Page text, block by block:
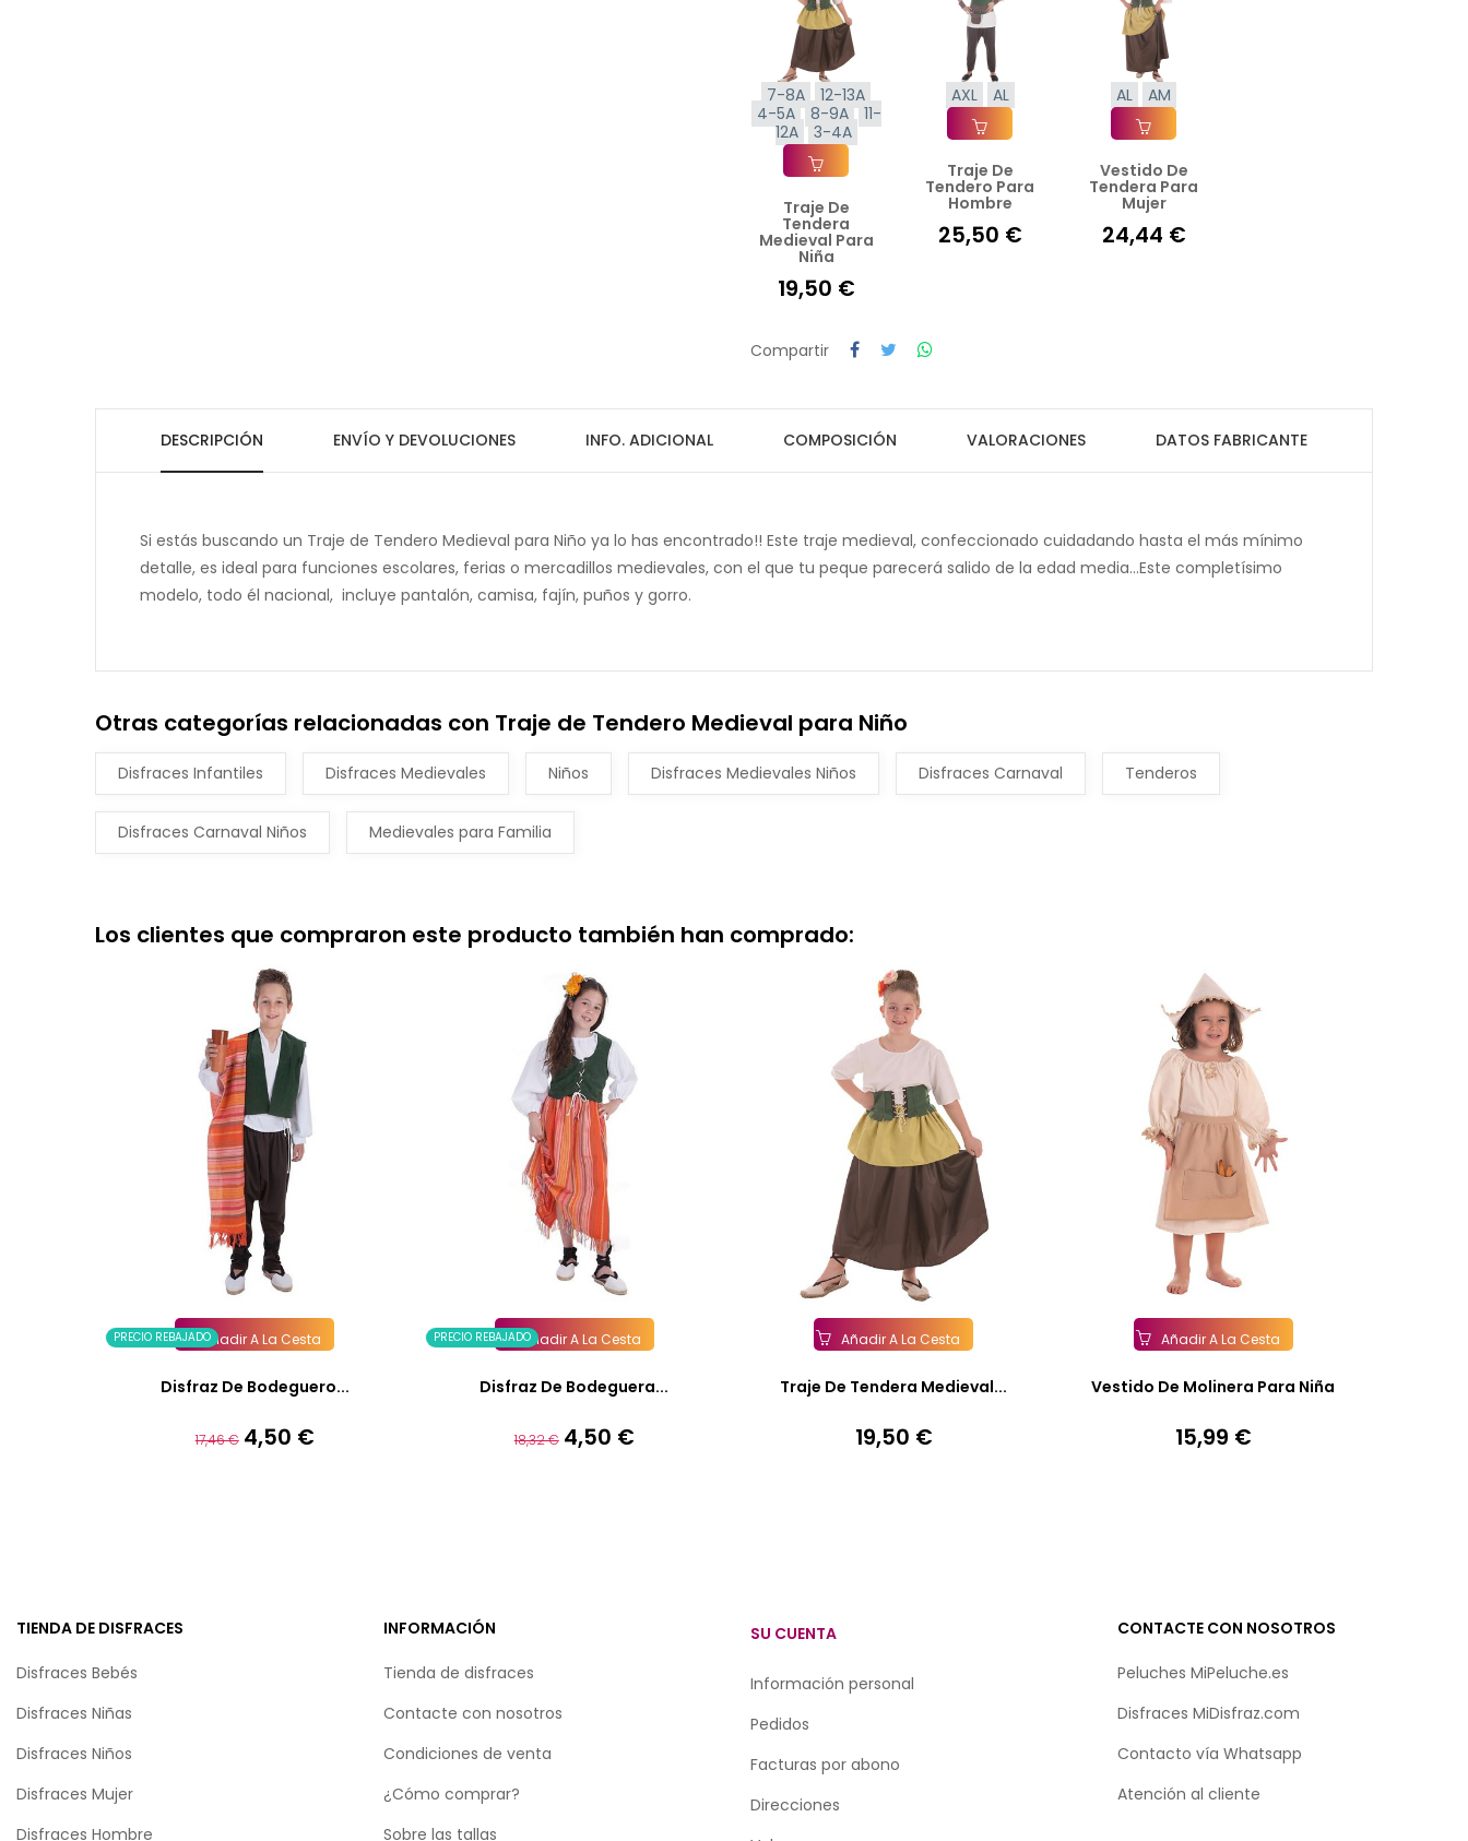
7-8A
12-13A
4-5A
8-9A
11-
12A
3-4A
Añadir A La Cesta
Traje De
Tendera
Medieval Para
Niña
19,50 €
AXL AL
Añadir A La Cesta
Traje De
Tendero Para
Hombre
25,50 €
AL AM
Añadir A La Cesta
Vestido De
Tendera Para
Mujer
24,44 €
Compartir
DESCRIPCIÓN ENVÍO Y DEVOLUCIONES INFO. ADICIONAL COMPOSICIÓN VALORACIONES DATOS FABRICANTE
Si estás buscando un Traje de Tendero Medieval para Niño ya lo has encontrado!! Este traje medieval, confeccionado cuidadando hasta el más mínimo
detalle, es ideal para funciones escolares, ferias o mercadillos medievales, con el que tu peque parecerá salido de la edad media...Este completísimo
modelo, todo él nacional, incluye pantalón, camisa, fajín, puños y gorro.
Otras categorías relacionadas con Traje de Tendero Medieval para Niño
Disfraces Infantiles Disfraces Medievales Niños Disfraces Medievales Niños Disfraces Carnaval Tenderos
Disfraces Carnaval Niños Medievales para Familia
Los clientes que compraron este producto también han comprado:
PRECIO REBAJADOAñadir A La Cesta
Disfraz De Bodeguero...
Precio
17,46 € Precio
4,50 €
PRECIO REBAJADOAñadir A La Cesta
Disfraz De Bodeguera...
Precio
18,32 € Precio
4,50 €
Añadir A La Cesta
Traje De Tendera Medieval...
Precio
19,50 €
Añadir A La Cesta
Vestido De Molinera Para Niña
Precio
15,99 €
TIENDA DE DISFRACES
Disfraces Bebés
Disfraces Niñas
Disfraces Niños
Disfraces Mujer
Disfraces Hombre
INFORMACIÓN
Tienda de disfraces
Contacte con nosotros
Condiciones de venta
¿Cómo comprar?
Sobre las tallas
SU CUENTA
Información personal
Pedidos
Facturas por abono
Direcciones
CONTACTE CON NOSOTROS
Peluches MiPeluche.es
Disfraces MiDisfraz.com
Contacto vía Whatsapp
Atención al cliente